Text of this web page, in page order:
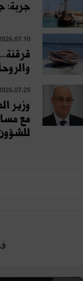
جربة:
وزير
مع
للشؤون
في